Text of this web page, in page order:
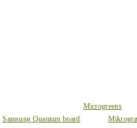
Samsung Quantum board
Microgreens